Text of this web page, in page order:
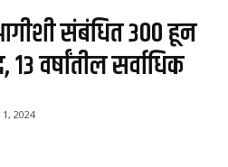
संबंधित ३०० हून
वर्षांतील सर्वाधिक
2024